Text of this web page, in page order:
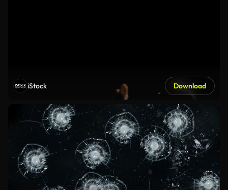
iStock Download